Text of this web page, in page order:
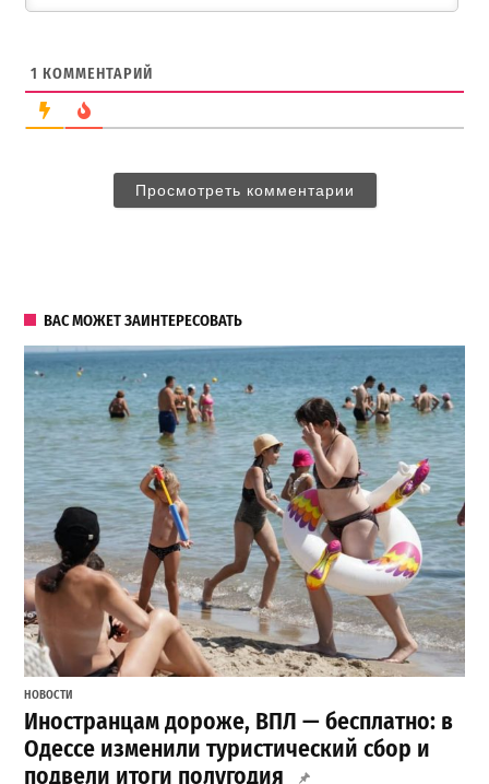
1 КОММЕНТАРИЙ
Просмотреть комментарии
ВАС МОЖЕТ ЗАИНТЕРЕСОВАТЬ
НОВОСТИ
Иностранцам дороже, ВПЛ — бесплатно: в
Одессе изменили туристический сбор и
подвели итоги полугодия